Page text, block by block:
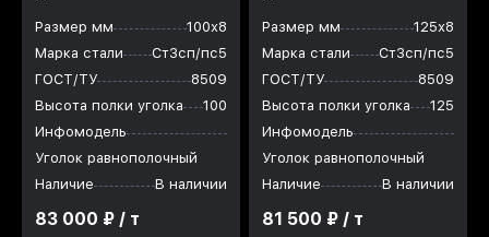
Размер мм
100х8
Марка стали
Ст3сп/пс5
ГОСТ/ТУ
8509
Высота полки уголка
100
Инфомодель
Уголок равнополочный
Наличие
В наличии
83 000 ₽ / т
Размер мм
125х8
Марка стали
Ст3сп/пс5
ГОСТ/ТУ
8509
Высота полки уголка
125
Инфомодель
Уголок равнополочный
Наличие
В наличии
81 500 ₽ / т